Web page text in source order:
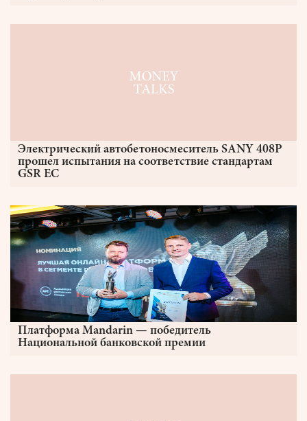
Электрический автобетоносмеситель SANY 408P
прошел испытания на соответствие стандартам
GSR ЕС
Платформа Mandarin — победитель
Национальной банковской премии